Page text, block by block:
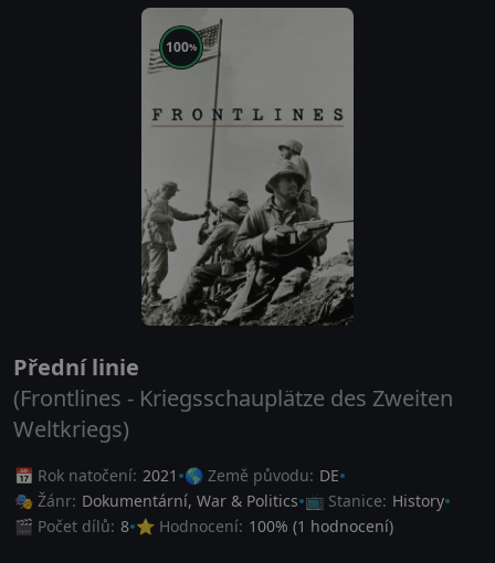
100%
Přední linie
(Frontlines - Kriegsschauplätze des Zweiten
Weltkriegs)
📅 Rok natočení: 2021 🌎 Země původu: DE
🎭 Žánr: Dokumentární, War & Politics 📺 Stanice: History
🎬 Počet dílů: 8 ⭐ Hodnocení: 100% (1 hodnocení)